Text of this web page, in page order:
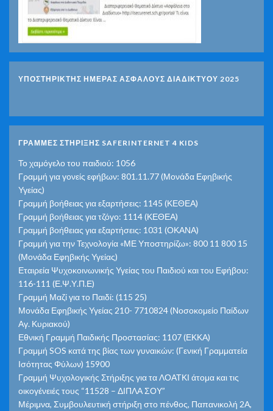
ΥΠΟΣΤΗΡΙΚΤΗΣ ΗΜΕΡΑΣ ΑΣΦΑΛΟΥΣ ΔΙΑΔΙΚΤΥΟΥ 2025
ΓΡΑΜΜΕΣ ΣΤΗΡΙΞΗΣ SAFERINTERNET 4 KIDS
Το χαμόγελο του παιδιού: 1056
Γραμμή για γονείς εφήβων: 801.11.77 (Μονάδα Εφηβικής
Υγείας)
Γραμμή βοήθειας για εξαρτήσεις: 1145 (ΚΕΘΕΑ)
Γραμμή βοήθειας για τζόγο: 1114 (ΚΕΘΕΑ)
Γραμμή βοήθειας για εξαρτήσεις: 1031 (ΟΚΑΝΑ)
Γραμμή για την Τεχνολογία «ΜΕ Υποστηρίζω»: 800 11 800 15
(Μονάδα Εφηβικής Υγείας)
Εταιρεία Ψυχοκοινωνικής Υγείας του Παιδιού και του Εφήβου:
116-111 (Ε.Ψ.Υ.Π.Ε)
Γραμμή Μαζί για το Παιδί: (115 25)
Μονάδα Εφηβικής Υγείας 210- 7710824 (Νοσοκομείο Παίδων
Αγ. Κυριακού)
Εθνική Γραμμή Παιδικής Προστασίας: 1107 (ΕΚΚΑ)
Γραμμή SOS κατά της βίας των γυναικών: (Γενική Γραμματεία
Ισότητας Φύλων) 15900
Γραμμή Ψυχολογικής Στήριξης για τα ΛΟΑΤΚΙ άτομα και τις
οικογένειές τους “11528 – ΔΙΠΛΑ ΣΟΥ”
Μέριμνα, Συμβουλευτική στήριξη στο πένθος, Παπανικολή 2Α,